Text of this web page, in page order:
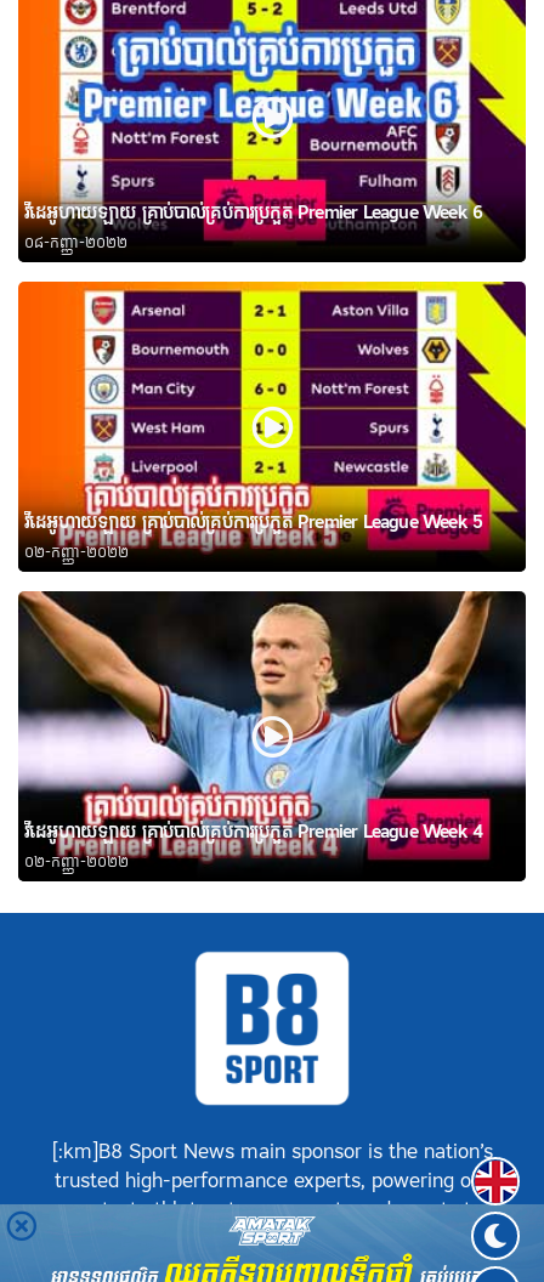
វីដេអូហាយឡាយ គ្រាប់បាល់គ្រប់ការប្រកួត Premier League Week 6
០៨-កញ្ញា-២០២២
វីដេអូហាយឡាយ គ្រាប់បាល់គ្រប់ការប្រកួត Premier League Week 5
០២-កញ្ញា-២០២២
វីដេអូហាយឡាយ គ្រាប់បាល់គ្រប់ការប្រកួត Premier League Week 4
០២-កញ្ញា-២០២២
[:km]B8 Sport News main sponsor is the nation’s
trusted high-performance experts, powering our
greatest athletes, teams, sports and events to
achieve positive success.[:]